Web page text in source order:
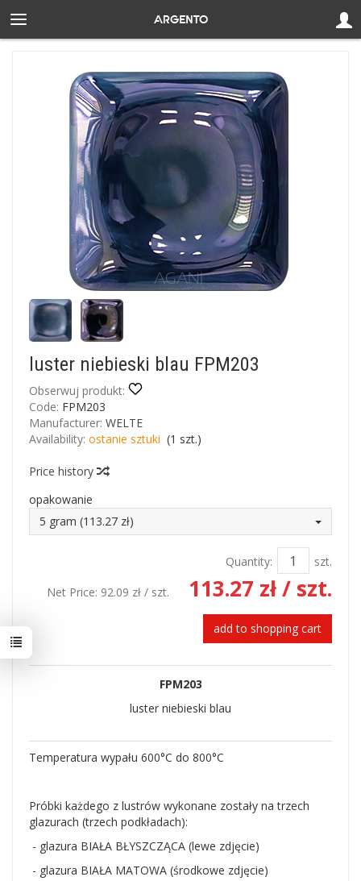
luster niebieski blau FPM203
Obserwuj produkt:
Code: FPM203
Manufacturer: WELTE
Availability: ostanie sztuki (1 szt.)
Price history
opakowanie
5 gram (113.27 zł)
Quantity:
szt.
Net Price: 92.09 zł / szt. 113.27 zł/ szt.
add to shopping cart
FPM203
luster niebieski blau
Temperatura wypału 600°C do 800°C
Próbki każdego z lustrów wykonane zostały na trzech
glazurach (trzech podkładach):
- glazura BIAŁA BŁYSZCZĄCA (lewe zdjęcie)
- glazura BIAŁA MATOWA (środkowe zdjęcie)